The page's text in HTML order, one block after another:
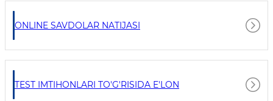
ONLINE SAVDOLAR NATIJASI
TEST IMTIHONLARI TO'G'RISIDA E'LON